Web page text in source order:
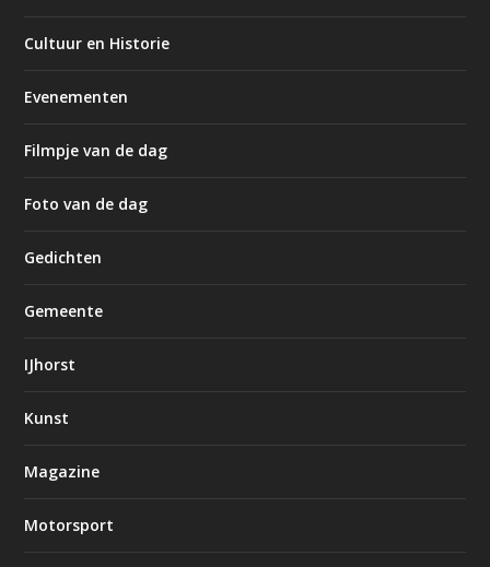
Cultuur en Historie
Evenementen
Filmpje van de dag
Foto van de dag
Gedichten
Gemeente
IJhorst
Kunst
Magazine
Motorsport